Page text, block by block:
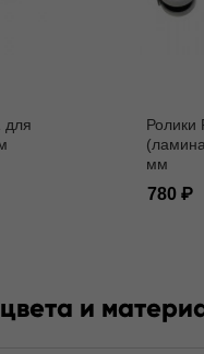
для
Ролики
мм
780
и